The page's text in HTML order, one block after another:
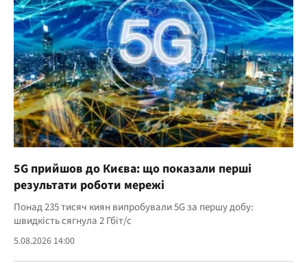
5G прийшов до Києва: що показали перші
результати роботи мережі
Понад 235 тисяч киян випробували 5G за першу добу:
швидкість сягнула 2 Гбіт/с
5.08.2026 14:00